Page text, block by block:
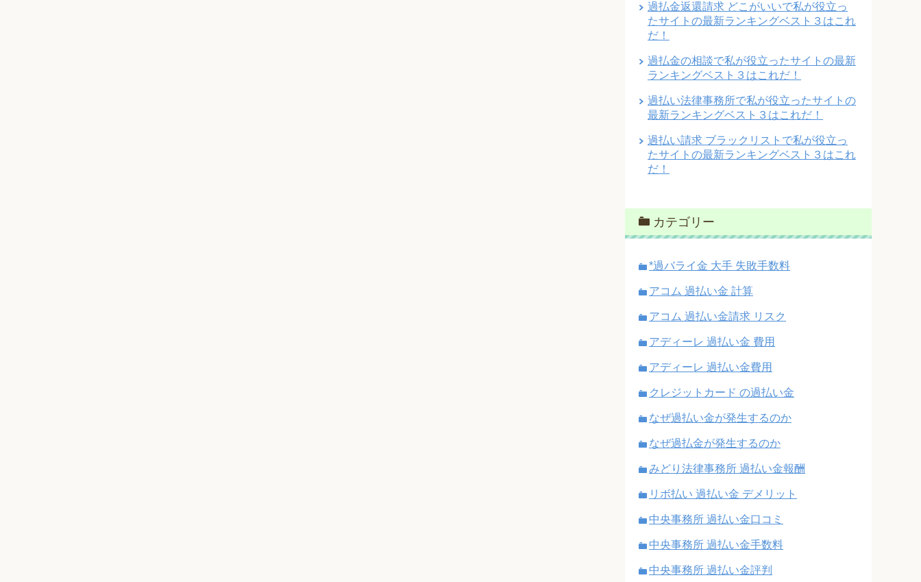
過払金返還請求 どこがいいで私が役立っ
たサイトの最新ランキングベスト３はこれ
だ！
過払金の相談で私が役立ったサイトの最新
ランキングベスト３はこれだ！
過払い法律事務所で私が役立ったサイトの
最新ランキングベスト３はこれだ！
過払い請求 ブラックリストで私が役立っ
たサイトの最新ランキングベスト３はこれ
だ！
カテゴリー
*過バライ金 大手 失敗手数料
アコム 過払い金 計算
アコム 過払い金請求 リスク
アディーレ 過払い金 費用
アディーレ 過払い金費用
クレジットカード の過払い金
なぜ過払い金が発生するのか
なぜ過払金が発生するのか
みどり法律事務所 過払い金報酬
リボ払い 過払い金 デメリット
中央事務所 過払い金口コミ
中央事務所 過払い金手数料
中央事務所 過払い金評判